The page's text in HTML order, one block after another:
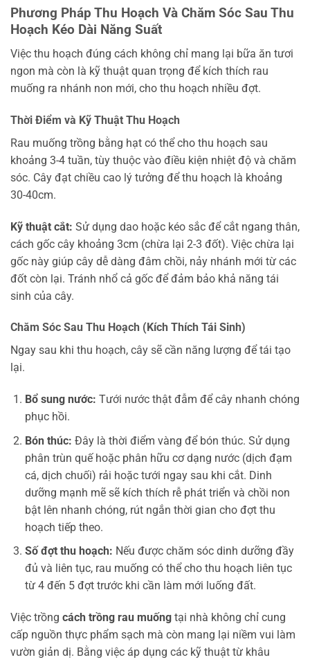
Phương Pháp Thu Hoạch Và Chăm Sóc Sau Thu
Hoạch Kéo Dài Năng Suất
Việc thu hoạch đúng cách không chỉ mang lại bữa ăn tươi
ngon mà còn là kỹ thuật quan trọng để kích thích rau
muống ra nhánh non mới, cho thu hoạch nhiều đợt.
Thời Điểm và Kỹ Thuật Thu Hoạch
Rau muống trồng bằng hạt có thể cho thu hoạch sau
khoảng 3-4 tuần, tùy thuộc vào điều kiện nhiệt độ và chăm
sóc. Cây đạt chiều cao lý tưởng để thu hoạch là khoảng
30-40cm.
Kỹ thuật cắt: Sử dụng dao hoặc kéo sắc để cắt ngang thân,
cách gốc cây khoảng 3cm (chừa lại 2-3 đốt). Việc chừa lại
gốc này giúp cây dễ dàng đâm chồi, nảy nhánh mới từ các
đốt còn lại. Tránh nhổ cả gốc để đảm bảo khả năng tái
sinh của cây.
Chăm Sóc Sau Thu Hoạch (Kích Thích Tái Sinh)
Ngay sau khi thu hoạch, cây sẽ cần năng lượng để tái tạo
lại.
Bổ sung nước: Tưới nước thật đẫm để cây nhanh chóng
phục hồi.
Bón thúc: Đây là thời điểm vàng để bón thúc. Sử dụng
phân trùn quế hoặc phân hữu cơ dạng nước (dịch đạm
cá, dịch chuối) rải hoặc tưới ngay sau khi cắt. Dinh
dưỡng mạnh mẽ sẽ kích thích rễ phát triển và chồi non
bật lên nhanh chóng, rút ngắn thời gian cho đợt thu
hoạch tiếp theo.
Số đợt thu hoạch: Nếu được chăm sóc dinh dưỡng đầy
đủ và liên tục, rau muống có thể cho thu hoạch liên tục
từ 4 đến 5 đợt trước khi cần làm mới luống đất.
Việc trồng cách trồng rau muống tại nhà không chỉ cung
cấp nguồn thực phẩm sạch mà còn mang lại niềm vui làm
vườn giản dị. Bằng việc áp dụng các kỹ thuật từ khâu